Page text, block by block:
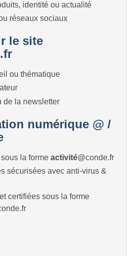
identité ou actualité
réseaux sociaux
le site
ou thématique
de la newsletter
numérique @ /
la forme activité@conde.fr
sécurisées avec anti-virus &
certifiées sous la forme